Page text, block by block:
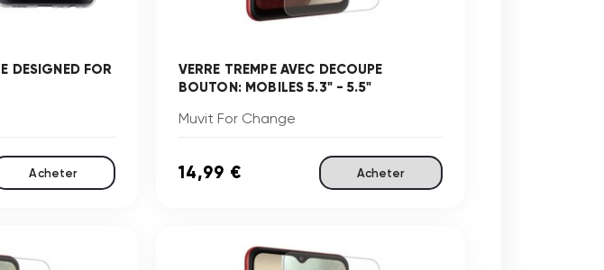
DESIGNED FOR
Acheter
VERRE TREMPE AVEC DECOUPE
BOUTON: MOBILES 5.3" - 5.5"
Muvit For Change
14,99 € Acheter